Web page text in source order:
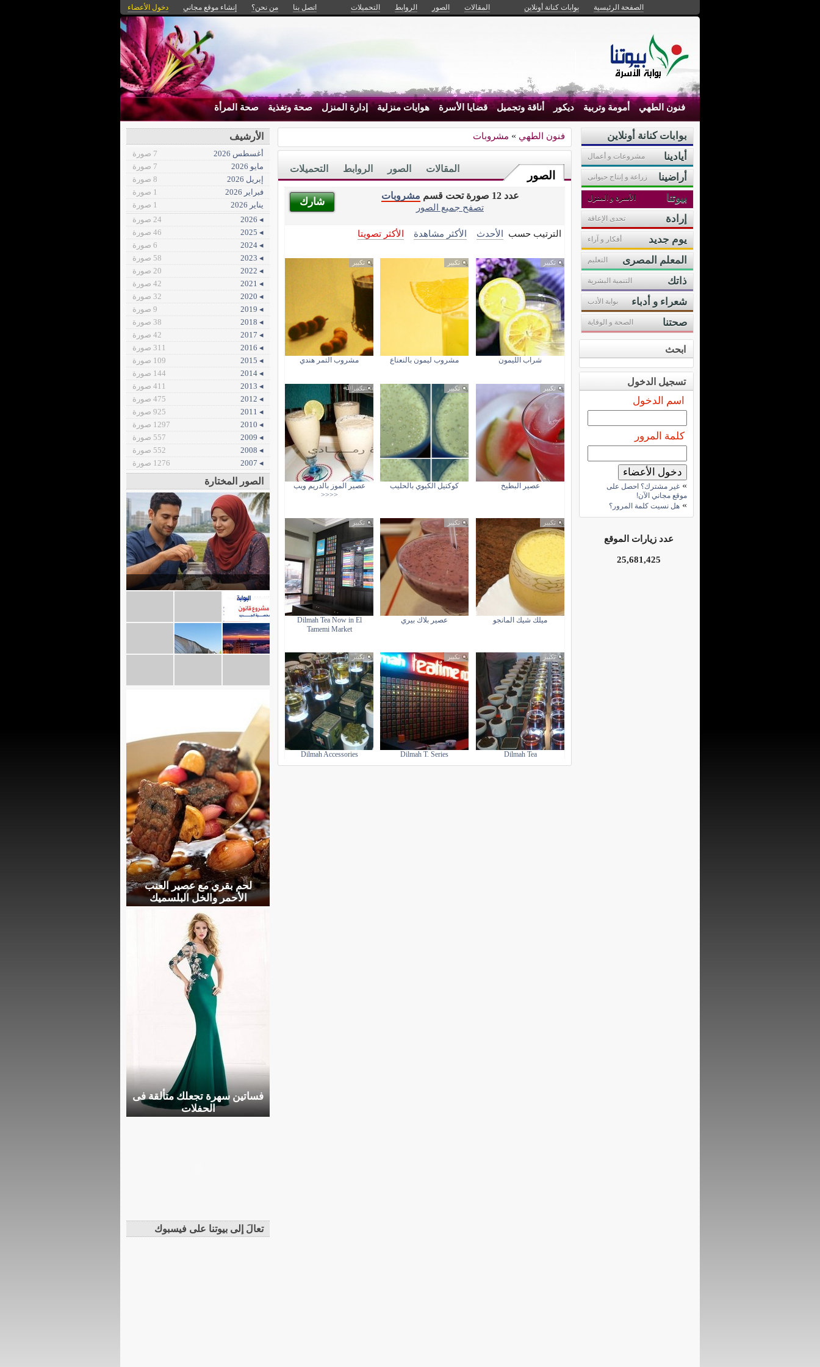
الصفحة الرئيسية بوابات كنانة أونلاين المقالات الصور الروابط التحميلات اتصل بنا من نحن؟ إنشاء موقع مجاني دخول الأعضاء
فنون الطهي أمومة وتربية ديكور أناقة وتجميل قضايا الأسرة هوايات منزلية إدارة المنزل صحة وتغذية صحة المرأة
فنون الطهي » مشروبات
الصور
التحميلات الروابط الصور المقالات
شارك
عدد 12 صورة تحت قسم
مشروبات
تصفح جميع الصور
الترتيب حسب الأحدث الأكثر مشاهدة الأكثر تصويتا
تكبير
شراب الليمون
تكبير
مشروب ليمون بالنعناع
تكبير
مشروب التمر هندي
تكبير
عصير البطيخ
تكبير
كوكتيل الكيوي بالحليب
تكبير
عصير الموز بالدريم ويب
<<<<
تكبير
ميلك شيك المانجو
تكبير
عصير بلاك بيري
تكبير
Dilmah Tea Now in El
Tamemi Market
تكبير
Dilmah Tea
تكبير
Dilmah T. Series
تكبير
Dilmah Accessories
بوابات كنانة أونلاين
أيادينا
مشروعات و أعمال
أراضينا زراعة و إنتاج حيوانى
بيوتنا الأسرة و المنزل
إرادة تحدى الإعاقة
يوم جديد أفكار و آراء
المعلم المصرى التعليم
ذاتك التنمية البشرية
شعراء و أدباء بوابة الأدب
صحتنا الصحة و الوقاية
ابحث
تسجيل الدخول
اسم الدخول
كلمة المرور
» غير مشترك؟ احصل على
موقع مجاني الآن!
» هل نسيت كلمة المرور؟
عدد زيارات الموقع
25,681,425
الأرشيف
أغسطس 2026
7 صورة
مايو 2026
7 صورة
إبريل 2026
8 صورة
فبراير 2026
1 صورة
يناير 2026
1 صورة
◂ 2026
24 صورة
◂ 2025
46 صورة
◂ 2024
6 صورة
◂ 2023
58 صورة
◂ 2022
20 صورة
◂ 2021
42 صورة
◂ 2020
32 صورة
◂ 2019
9 صورة
◂ 2018
38 صورة
◂ 2017
42 صورة
◂ 2016
311 صورة
◂ 2015
109 صورة
◂ 2014
144 صورة
◂ 2013
411 صورة
◂ 2012
475 صورة
◂ 2011
925 صورة
◂ 2010
1297 صورة
◂ 2009
557 صورة
◂ 2008
552 صورة
◂ 2007
1276 صورة
الصور المختارة
لحم بقري مع عصير العنب
الأحمر والخل البلسميك
فساتين سهرة تجعلك متألقة فى
الحفلات
تعالَ إلى بيوتنا على فيسبوك